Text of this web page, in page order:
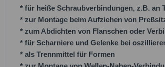
* für heiße Schraubverbindungen, z.B. an
* zur Montage beim Aufziehen von
* zum Abdichten von Flanschen oder
* für Scharniere und Gelenke bei
* als Trennmittel für Formen